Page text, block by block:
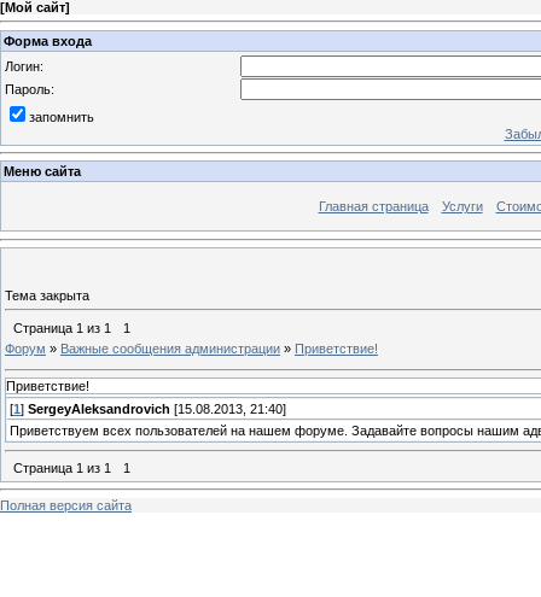
[Мой сайт]
Форма входа
Логин:
Пароль:
запомнить
Меню сайта
Главная страница Услуги
Тема закрыта
Страница 1 из 1
1
Форум » Важные сообщения администрации » Приветствие!
Приветствие!
[1 ] SergeyAleksandrovich [15.08.2013, 21:40]
Приветствуем всех пользователей на нашем форуме. Задавайте вопросы нашим
Страница 1 из 1 1
Полная версия сайта